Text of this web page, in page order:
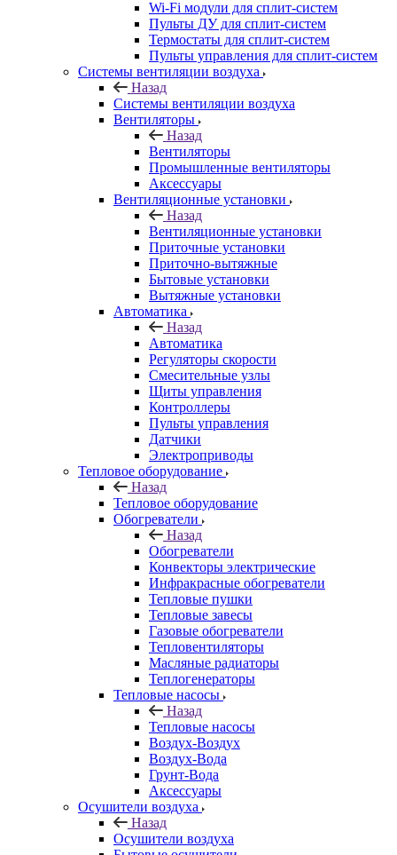
Wi-Fi модули для сплит-систем
Пульты ДУ для сплит-систем
Термостаты для сплит-систем
Пульты управления для сплит-систем
Системы вентиляции воздуха
Назад
Системы вентиляции воздуха
Вентиляторы
Назад
Вентиляторы
Промышленные вентиляторы
Аксессуары
Вентиляционные установки
Назад
Вентиляционные установки
Приточные установки
Приточно-вытяжные
Бытовые установки
Вытяжные установки
Автоматика
Назад
Автоматика
Регуляторы скорости
Смесительные узлы
Щиты управления
Контроллеры
Пульты управления
Датчики
Электроприводы
Тепловое оборудование
Назад
Тепловое оборудование
Обогреватели
Назад
Обогреватели
Конвекторы электрические
Инфракрасные обогреватели
Тепловые пушки
Тепловые завесы
Газовые обогреватели
Тепловентиляторы
Масляные радиаторы
Теплогенераторы
Тепловые насосы
Назад
Тепловые насосы
Воздух-Воздух
Воздух-Вода
Грунт-Вода
Аксессуары
Осушители воздуха
Назад
Осушители воздуха